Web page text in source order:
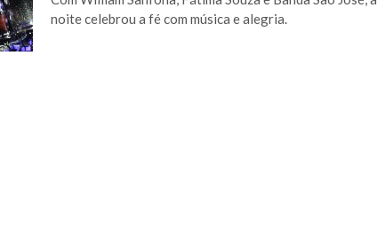
noite celebrou a fé com música e alegria.